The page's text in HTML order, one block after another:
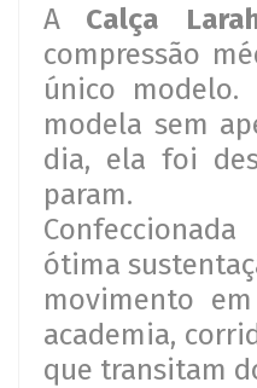
A Calça
compressão
único
modela sem
dia, ela foi
param.
ótima
movimento
academia,
que transitam